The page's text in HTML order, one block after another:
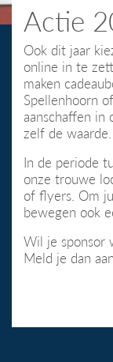
Actie
Ook dit jaar
online in te
maken
Spellenhoorn
aanschaffen in
zelf de waarde.
In de periode
onze trouwe
of flyers. Om
bewegen ook
Wil je sponsor
Meld je dan